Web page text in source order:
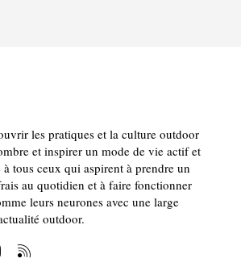
les pratiques et la culture outdoor
et inspirer un mode de vie actif et
à tous ceux qui aspirent à prendre un
au quotidien et à faire fonctionner
leurs neurones avec une large
outdoor.